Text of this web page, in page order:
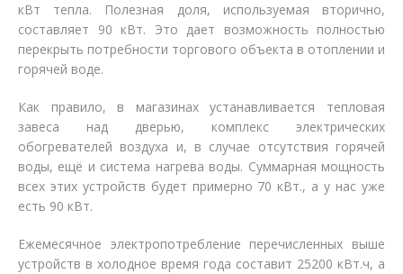
кВт тепла. Полезная доля, используемая вторично,
составляет 90 кВт. Это дает возможность полностью
перекрыть потребности торгового объекта в отоплении и
горячей воде.
Как правило, в магазинах устанавливается тепловая
завеса над дверью, комплекс электрических
обогревателей воздуха и, в случае отсутствия горячей
воды, ещё и система нагрева воды. Суммарная мощность
всех этих устройств будет примерно 70 кВт., а у нас уже
есть 90 кВт.
Ежемесячное электропотребление перечисленных выше
устройств в холодное время года составит 25200 кВт.ч, а